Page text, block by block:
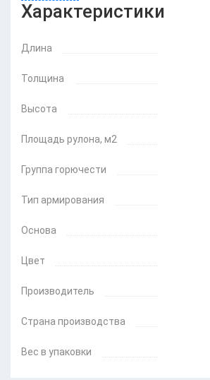
Преимущества
прочная
излучению
экологична
свойствами
Мембрана поставляется в рулонах
метров, длина материала – 20 м.
необходимо в горизонтальном
поддонах в сухом складском
хранения материал следует
солнечных лучей и нагревательных
Характеристики
Длина
Толщина
Высота
Площадь рулона, м2
Группа горючести
Тип армирования
Основа
Цвет
Производитель
Страна производства
Вес в упаковки